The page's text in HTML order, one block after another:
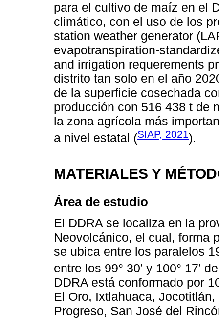
para el cultivo de maíz en el
climático, con el uso de los
station weather generator
evapotranspiration-
and irrigation requerements
distrito tan solo en el año
de la superficie cosechada
producción con 516 438 t de
la zona agrícola más
a nivel estatal (SIAP, 2021).
MATERIALES Y
Área de estudio
El DDRA se localiza en la
Neovolcánico, el cual, forma
se ubica entre los paralelos
entre los 99° 30’ y 100° 17’
DDRA está conformado por
El Oro, Ixtlahuaca,
Progreso, San José del